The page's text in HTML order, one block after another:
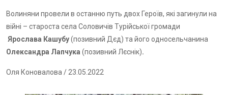
Волиняни провели в останню путь двох Героїв, які загинули на
війні – староста села Соловичів Турійської громади
Ярослава Кашубу(позивний Дєд) та його односельчанина
Олександра Лапчука (позивний Лєснік).
Оля Коновалова / 23.05.2022